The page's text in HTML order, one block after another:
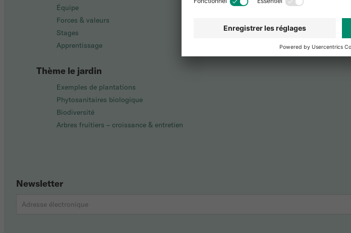
Équipe
Forces & valeurs
Stages
Apprentissage
Thème le jardin
Exemples de plantations
Phytosanitaires biologique
Biodiversité
Arbres fruitiers – croissance & entretien
Newsletter